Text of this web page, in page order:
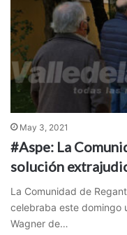
May 3, 2021
#Aspe: La
solución
La Comunidad de
celebraba este domingo
Wagner de…